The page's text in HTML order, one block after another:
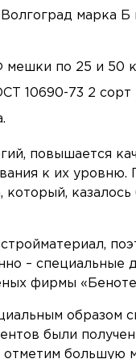
марка Б
мешки по 25 и 50
10690-73 2
повышается
к их уровню.
–
фирмы
образом
были
большую